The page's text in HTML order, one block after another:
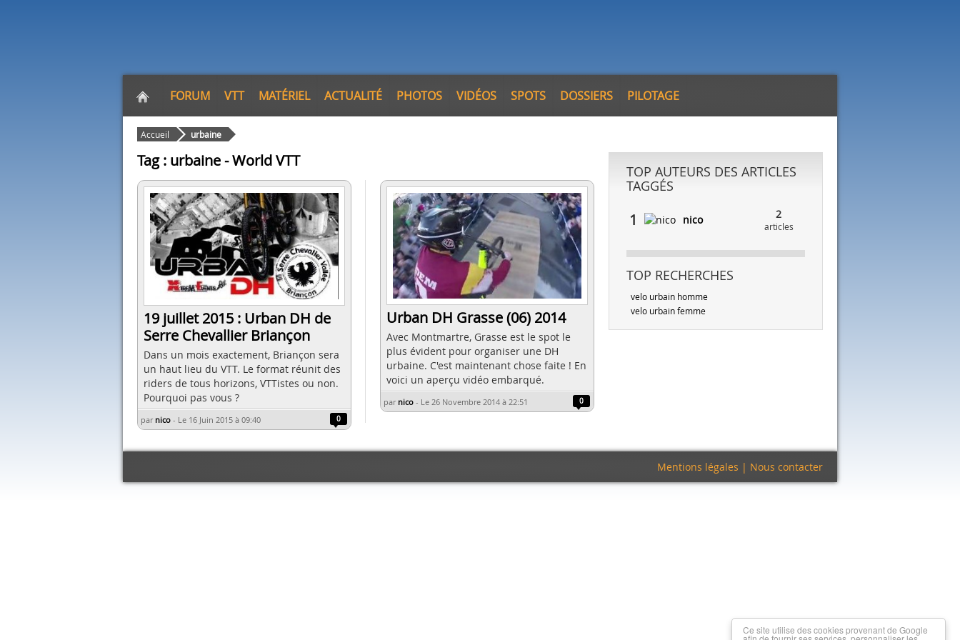
FORUM VTT MATÉRIEL ACTUALITÉ PHOTOS VIDÉOS SPOTS DOSSIERS PILOTAGE
Accueil urbaine
Tag : urbaine - World VTT
19 juillet 2015 : Urban DH de
Serre Chevallier Briançon
Dans un mois exactement, Briançon sera
un haut lieu du VTT. Le format réunit des
riders de tous horizons, VTTistes ou non.
Pourquoi pas vous ?
par nico - Le 16 Juin 2015 à 09:40 0
Urban DH Grasse (06) 2014
Avec Montmartre, Grasse est le spot le
plus évident pour organiser une DH
urbaine. C'est maintenant chose faite ! En
voici un aperçu vidéo embarqué.
par nico - Le 26 Novembre 2014 à 22:51 0
TOP AUTEURS DES ARTICLES
TAGGÉS
1 nico 2
articles
TOP RECHERCHES
velo urbain homme
velo urbain femme
Mentions légales | Nous contacter
Ce site utilise des cookies provenant de Google